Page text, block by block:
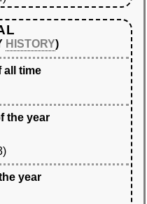
HISTORY)
all time
the year
year